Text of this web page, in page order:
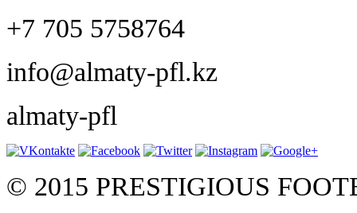
+7 705 5758764
info@almaty-pfl.kz
almaty-pfl
© 2015 PRESTIGIOUS